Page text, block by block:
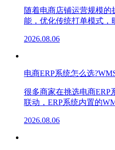
随着电商店铺运营规模
能，优化传统打单模式，
2026.08.06
电商ERP系统怎么选
很多商家在挑选电商
联动，ERP系统内置的
2026.08.06